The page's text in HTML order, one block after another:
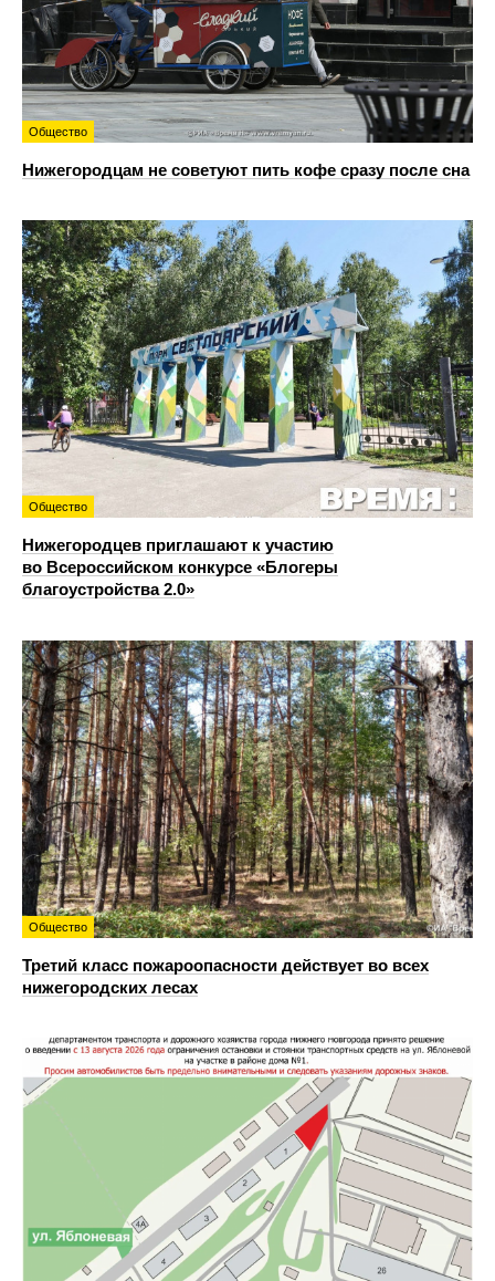
Общество
Нижегородцам не советуют пить кофе сразу после сна
Общество
Нижегородцев приглашают к участию
во Всероссийском конкурсе «Блогеры
благоустройства 2.0»
Общество
Третий класс пожароопасности действует во всех
нижегородских лесах